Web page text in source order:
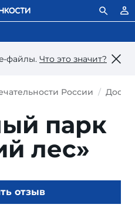
файлы. Что это значит?
России
парк
лес»
отзыв